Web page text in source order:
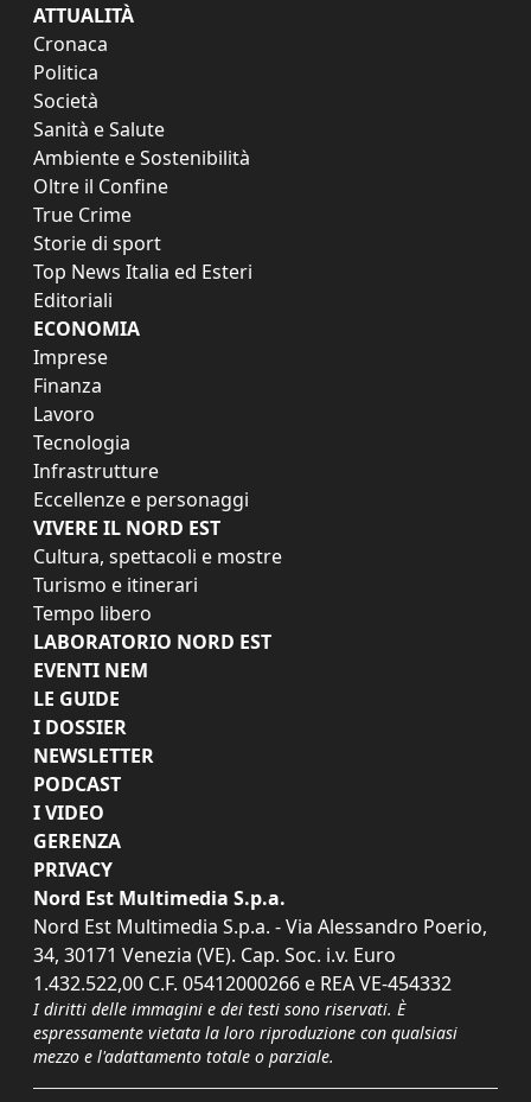
ATTUALITÀ
Cronaca
Politica
Società
Sanità e Salute
Ambiente e Sostenibilità
Oltre il Confine
True Crime
Storie di sport
Top News Italia ed Esteri
Editoriali
ECONOMIA
Imprese
Finanza
Lavoro
Tecnologia
Infrastrutture
Eccellenze e personaggi
VIVERE IL NORD EST
Cultura, spettacoli e mostre
Turismo e itinerari
Tempo libero
LABORATORIO NORD EST
EVENTI NEM
LE GUIDE
I DOSSIER
NEWSLETTER
PODCAST
I VIDEO
GERENZA
PRIVACY
Nord Est Multimedia S.p.a.
Nord Est Multimedia S.p.a. - Via Alessandro Poerio,
34, 30171 Venezia (VE). Cap. Soc. i.v. Euro
1.432.522,00 C.F. 05412000266 e REA VE-454332
I diritti delle immagini e dei testi sono riservati. È
espressamente vietata la loro riproduzione con qualsiasi
mezzo e l'adattamento totale o parziale.